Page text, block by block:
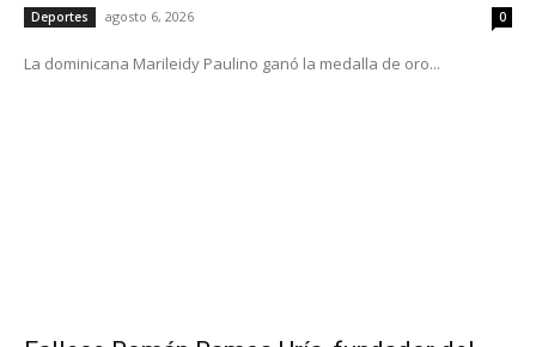
Deportes agosto 6, 2026 0
La dominicana Marileidy Paulino ganó la medalla de oro...